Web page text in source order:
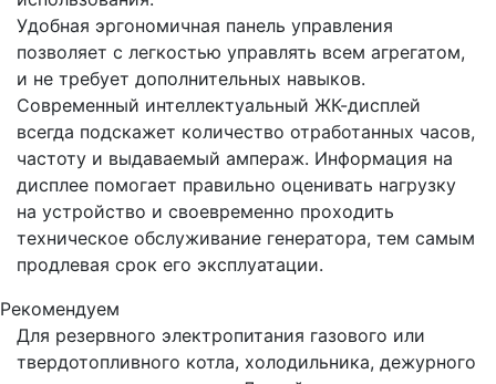
Удобная эргономичная панель управления
позволяет с легкостью управлять всем агрегатом,
и не требует дополнительных навыков.
Современный интеллектуальный ЖК-дисплей
всегда подскажет количество отработанных часов,
частоту и выдаваемый ампераж. Информация на
дисплее помогает правильно оценивать нагрузку
на устройство и своевременно проходить
техническое обслуживание генератора, тем самым
продлевая срок его эксплуатации.
Рекомендуем
Для резервного электропитания газового или
твердотопливного котла, холодильника, дежурного